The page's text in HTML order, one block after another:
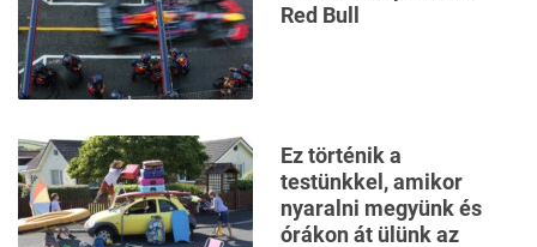
Red Bull
Ez történik a
testünkkel, amikor
nyaralni megyünk és
órákon át ülünk az